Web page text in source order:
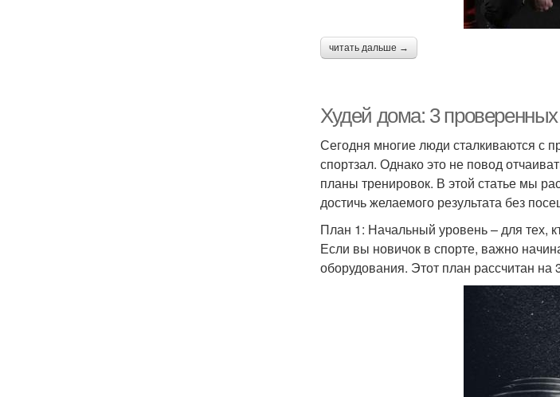
читать дальше →
Худей дома: 3 проверенных
Сегодня многие люди сталкиваются с
спортзал. Однако это не повод
планы тренировок. В этой статье мы
достичь желаемого результата без
План 1: Начальный уровень – для тех,
Если вы новичок в спорте, важно
оборудования. Этот план рассчитан